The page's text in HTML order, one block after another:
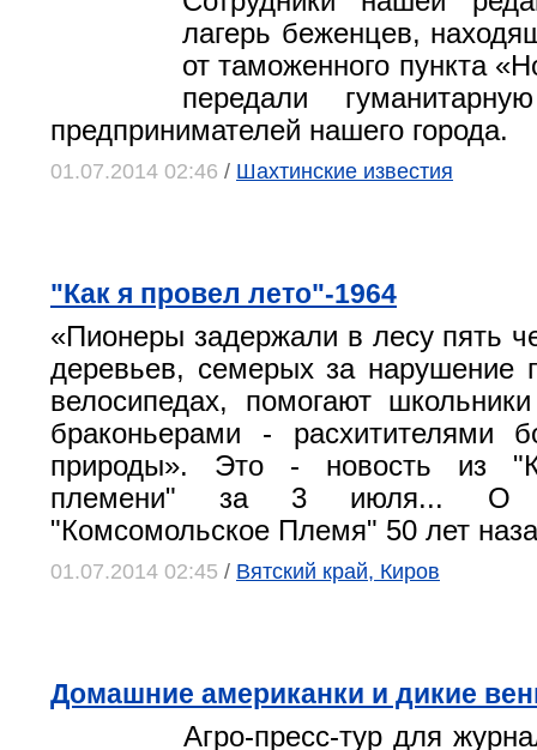
лагерь беженцев,
от таможенного пункта
передали
предпринимателей нашего города.
01.07.2014 02:46 / Шахтинские известия
"Как я провел лето"-1964
«Пионеры задержали в лесу пять
деревьев, семерых за нарушение
велосипедах, помогают
браконьерами - расхитителями
природы». Это - новость из
племени" за 3 июля... О
"Комсомольское Племя" 50 лет
01.07.2014 02:45 / Вятский край, Киров
Домашние американки и дикие
Агро-пресс-тур для